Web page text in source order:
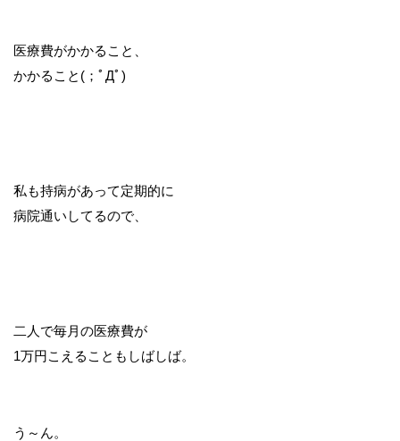
医療費がかかること、
かかること(；ﾟДﾟ)
私も持病があって定期的に
病院通いしてるので、
二人で毎月の医療費が
1万円こえることもしばしば。
う～ん。